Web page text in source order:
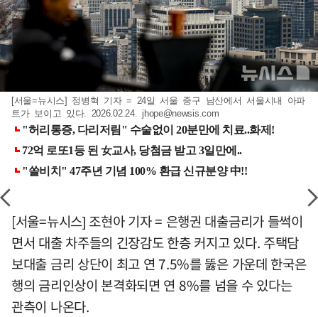
[서울=뉴시스] 정병혁 기자 = 24일 서울 중구 남산에서 서울시내 아파
트가 보이고 있다. 2026.02.24. jhope@newsis.com
[서울=뉴시스] 조현아 기자 = 은행권 대출금리가 들썩이
면서 대출 차주들의 긴장감도 한층 커지고 있다. 주택담
보대출 금리 상단이 최고 연 7.5%를 뚫은 가운데 한국은
행의 금리인상이 본격화되면 연 8%를 넘을 수 있다는
관측이 나온다.